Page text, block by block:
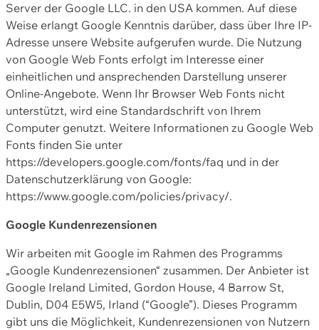
Server der Google LLC. in den USA kommen. Auf diese
Weise erlangt Google Kenntnis darüber, dass über Ihre IP-
Adresse unsere Website aufgerufen wurde. Die Nutzung
von Google Web Fonts erfolgt im Interesse einer
einheitlichen und ansprechenden Darstellung unserer
Online-Angebote. Wenn Ihr Browser Web Fonts nicht
unterstützt, wird eine Standardschrift von Ihrem
Computer genutzt. Weitere Informationen zu Google Web
Fonts finden Sie unter
https://developers.google.com/fonts/faq und in der
Datenschutzerklärung von Google:
https://www.google.com/policies/privacy/.
Google Kundenrezensionen
Wir arbeiten mit Google im Rahmen des Programms
„Google Kundenrezensionen“ zusammen. Der Anbieter ist
Google Ireland Limited, Gordon House, 4 Barrow St,
Dublin, D04 E5W5, Irland (“Google”). Dieses Programm
gibt uns die Möglichkeit, Kundenrezensionen von Nutzern